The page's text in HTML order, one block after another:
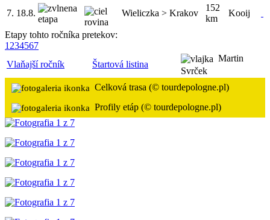
7. 18.8. Wieliczka > Krakov
152
km
Kooij
Etapy tohto ročníka pretekov:
1234567
Vlaňajší ročník
Štartová listina
Martin
Svrček
Celková trasa (© tourdepologne.pl)
Profily etáp (© tourdepologne.pl)